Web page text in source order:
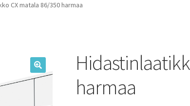
CX matala 86/350 harmaa
harmaa